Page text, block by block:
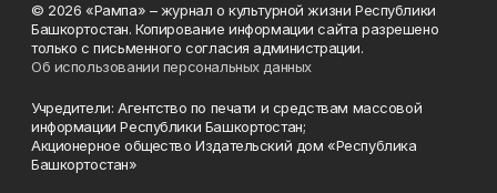
© 2026 «Рампа» – журнал о культурной жизни Республики
Башкортостан. Копирование информации сайта разрешено
только с письменного согласия администрации.
Об использовании персональных данных
Учредители: Агентство по печати и средствам массовой
информации Республики Башкортостан;
Акционерное общество Издательский дом «Республика
Башкортостан»